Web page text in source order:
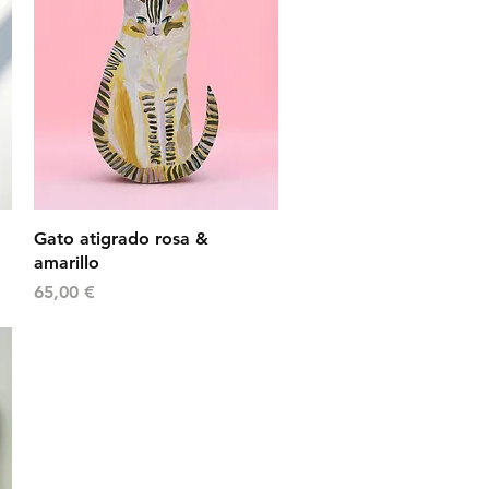
Vista rápida
Gato atigrado rosa &
amarillo
Precio
65,00 €